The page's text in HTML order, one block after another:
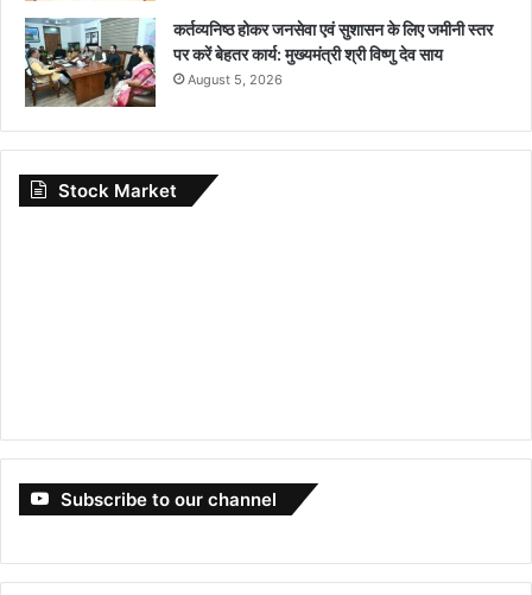
कर्तव्यनिष्ठ होकर जनसेवा एवं सुशासन के लिए जमीनी स्तर
पर करें बेहतर कार्य: मुख्यमंत्री श्री विष्णु देव साय
August 5, 2026
Stock Market
Subscribe to our channel